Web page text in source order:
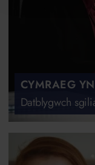
CYMRAEG
Datblygwch